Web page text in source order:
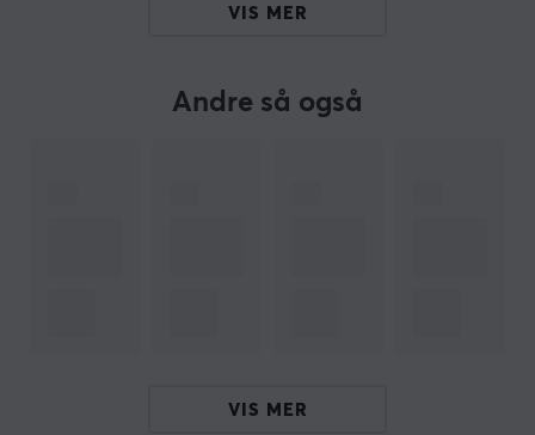
VIS MER
Andre så også
VIS MER